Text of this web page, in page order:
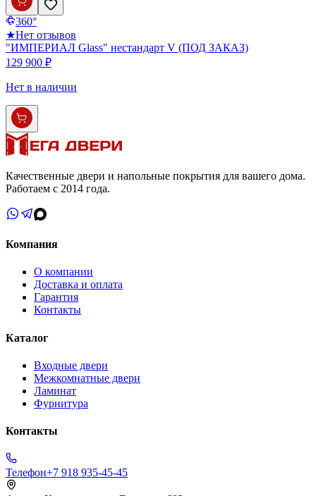
360°
★Нет отзывов
"ИМПЕРИАЛ Glass" нестандарт V (ПОД ЗАКАЗ)
129 900 ₽
Нет в наличии
Качественные двери и напольные покрытия для вашего дома.
Работаем с 2014 года.
Компания
О компании
Доставка и оплата
Гарантия
Контакты
Каталог
Входные двери
Межкомнатные двери
Ламинат
Фурнитура
Контакты
Телефон+7 918 935-45-45